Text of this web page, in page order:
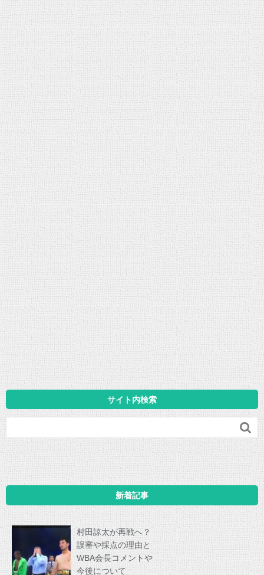
サイト内検索

新着記事
村田諒太が再戦へ？
誤審や採点の理由と
WBA会長コメントや
今後について